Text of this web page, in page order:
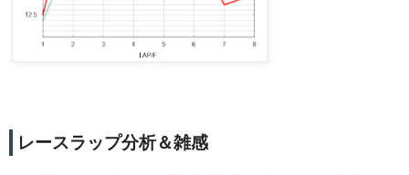
レースラップ分析＆雑感